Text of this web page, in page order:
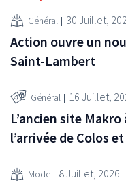
Général 30 Juillet,
Action ouvre un
Saint-Lambert
Général 16 Juillet,
L’ancien site
l’arrivée de Colos
Mode 8 Juillet, 2026